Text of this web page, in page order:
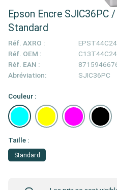
Epson Encre SJIC36PC
Standard
Réf. AXRO :
Réf. OEM :
Réf. EAN :
Abréviation:
SJIC36PC
Couleur :
Taille :
Standard